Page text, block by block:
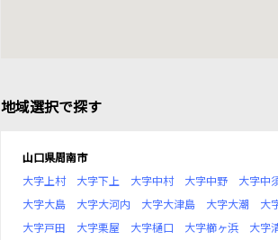
地域選択で探す
山口県周南市
大字上村
大字下上 大字中村 大字中野 大字中
大字大島
大字大河内 大字大津島 大字大潮 大
大字戸田
大字栗屋 大字樋口 大字櫛ヶ浜 大字